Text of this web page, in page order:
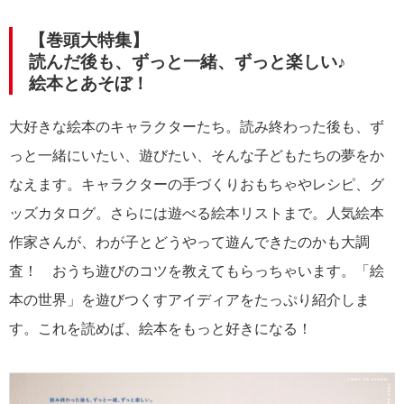
【巻頭大特集】
読んだ後も、ずっと一緒、ずっと楽しい♪
絵本とあそぼ！
大好きな絵本のキャラクターたち。読み終わった後も、ず
っと一緒にいたい、遊びたい、そんな子どもたちの夢をか
なえます。キャラクターの手づくりおもちゃやレシピ、グ
ッズカタログ。さらには遊べる絵本リストまで。人気絵本
作家さんが、わが子とどうやって遊んできたのかも大調
査！ おうち遊びのコツを教えてもらっちゃいます。「絵
本の世界」を遊びつくすアイディアをたっぷり紹介しま
す。これを読めば、絵本をもっと好きになる！